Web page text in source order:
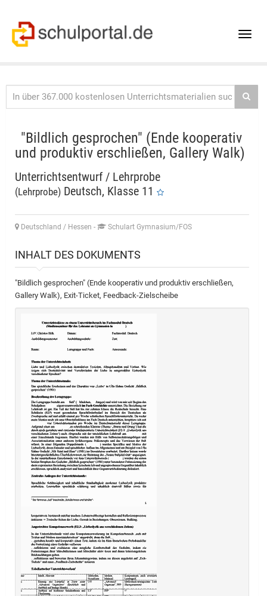
Toggle
"Bildlich gesprochen" (Ende kooperativ
und produktiv erschließen, Gallery Walk)
Unterrichtsentwurf / Lehrprobe
(Lehrprobe) Deutsch, Klasse 11
Deutschland / Hessen - Schulart Gymnasium/FOS
INHALT DES DOKUMENTS
"Bildlich gesprochen" (Ende kooperativ und produktiv erschließen,
Gallery Walk), Exit-Ticket, Feedback-Zielscheibe